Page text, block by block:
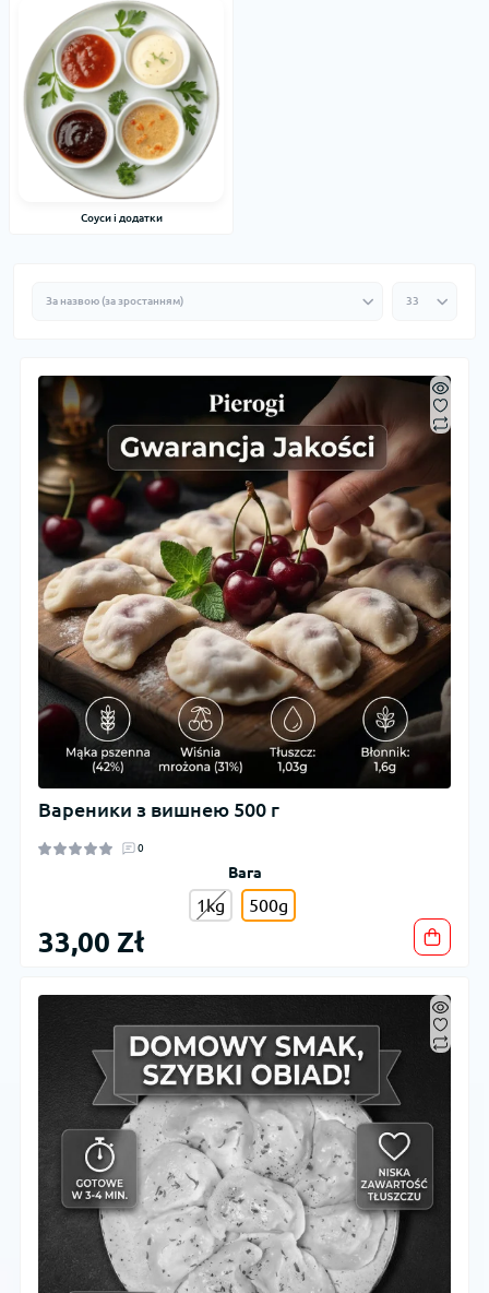
Соуси і додатки
Вареники з вишнею 500 г
0
Вага
1kg 500g
33,00 Zł